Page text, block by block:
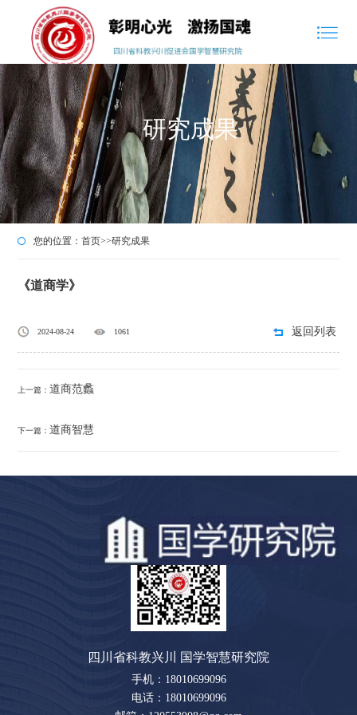
研究成果
您的位置：首页>>研究成果
《道商学》
2024-08-24 1061 返回列表
上一篇：道商范蠡
下一篇：道商智慧
四川省科教兴川 国学智慧研究院
手机：18010699096
电话：18010699096